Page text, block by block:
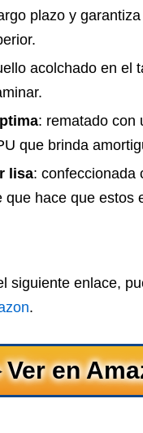
plazo y
acolchado en el
: rematado con
que brinda
lisa: confeccionada
que hace que estos
siguiente enlace,
.